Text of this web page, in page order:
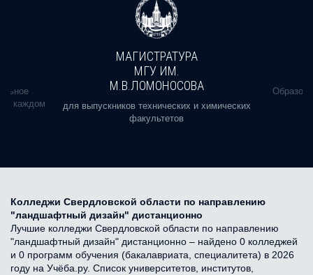
в каждом
МАГИСТРАТУРА
МГУ ИМ.
М.В.ЛОМОНОСОВА
для выпускников технических и химических
факультетов
Колледжи Свердловской области по направлению
"ландшафтный дизайн" дистанционно
Лучшие колледжи Свердловской области по направлению
"ландшафтный дизайн" дистанционно – найдено 0 колледжей
и 0 программ обучения (бакалавриата, специалитета) в 2026
году на Учёба.ру. Список университетов, институтов,